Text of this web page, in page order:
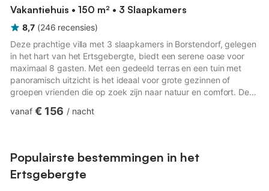
Vakantiehuis • 150 m² • 3 Slaapkamers
8,7 (246 recensies)
Deze prachtige villa met 3 slaapkamers in Borstendorf, gelegen
in het hart van het Ertsgebergte, biedt een serene oase voor
maximaal 8 gasten. Met een gedeeld terras en een tuin met
panoramisch uitzicht is het ideaal voor grote gezinnen of
groepen vrienden die op zoek zijn naar natuur en comfort. De
volledig uitgeruste keukens, gezellige woonkamers met
en rivieren op slechts 1 km afstand, biedt de omgeving volop
buiten...
vanaf € 156 / nacht
Populairste bestemmingen in het
Ertsgebergte